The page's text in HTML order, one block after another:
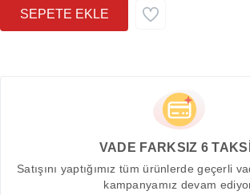
VADE FARKSIZ 6
Satışını yaptığımız tüm ürünlerde geçerli
kampanyamız devam